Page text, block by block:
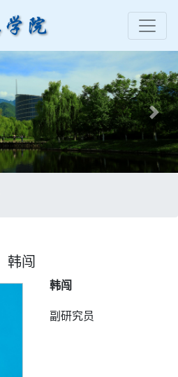
Next
韩闯
韩闯
副研究员